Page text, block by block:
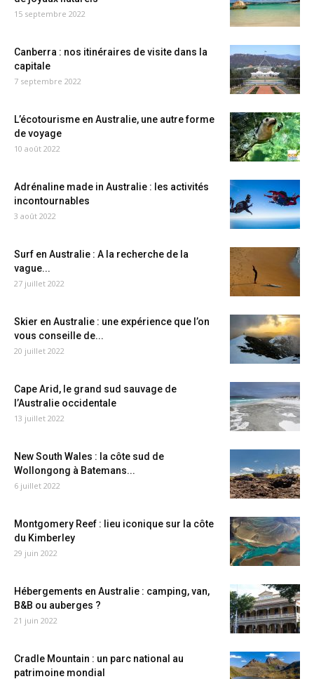
15 septembre 2022
Canberra : nos itinéraires de visite dans la
capitale
7 septembre 2022
L’écotourisme en Australie, une autre forme
de voyage
10 août 2022
Adrénaline made in Australie : les activités
incontournables
3 août 2022
Surf en Australie : A la recherche de la
vague...
27 juillet 2022
Skier en Australie : une expérience que l’on
vous conseille de...
20 juillet 2022
Cape Arid, le grand sud sauvage de
l’Australie occidentale
13 juillet 2022
New South Wales : la côte sud de
Wollongong à Batemans...
6 juillet 2022
Montgomery Reef : lieu iconique sur la côte
du Kimberley
29 juin 2022
Hébergements en Australie : camping, van,
B&B ou auberges ?
21 juin 2022
Cradle Mountain : un parc national au
patrimoine mondial